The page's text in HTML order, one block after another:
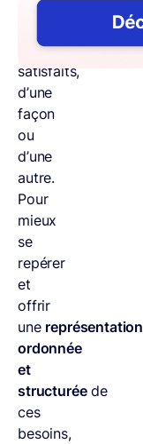
précis
être
satisfaits,
d’une
façon
ou
d’une
autre.
Pour
mieux
se
repérer
et
offrir
une représentation
ordonnée
et
structuréede
ces
besoins,